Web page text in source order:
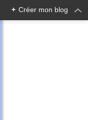
+ Créer mon blog